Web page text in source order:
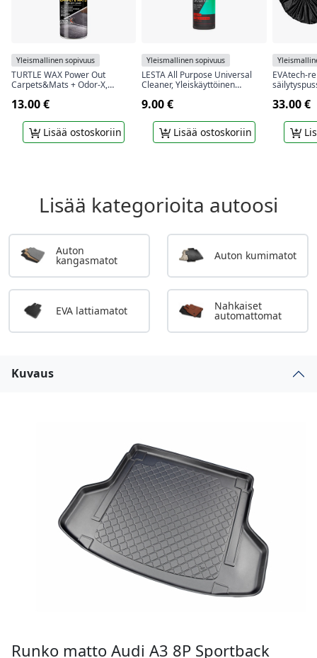
Yleismallinen sopivuus
TURTLE WAX Power Out
Carpets&Mats + Odor-X,
puhdistusaine hajuja estävällä
13.00 €
Lisää ostoskoriin
Yleismallinen sopivuus
LESTA All Purpose Universal
Cleaner, Yleiskäyttöinen
9.00 €
Lisää ostoskoriin
EVAtech-
33.00 €
Lisää kategorioita autoosi
Auton
kangasmatot Auton kumimatot
EVA lattiamatot Nahkaiset
automattomat
Kuvaus
Runko matto Audi A3 8P Sportback